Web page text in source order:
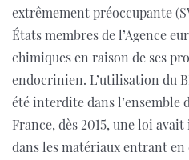
extrêmement préoccupante
États membres de l’Agence
chimiques en raison de ses
endocrinien. L’utilisation du
été interdite dans l’ensemble
France, dès 2015, une loi
dans les matériaux entrant en